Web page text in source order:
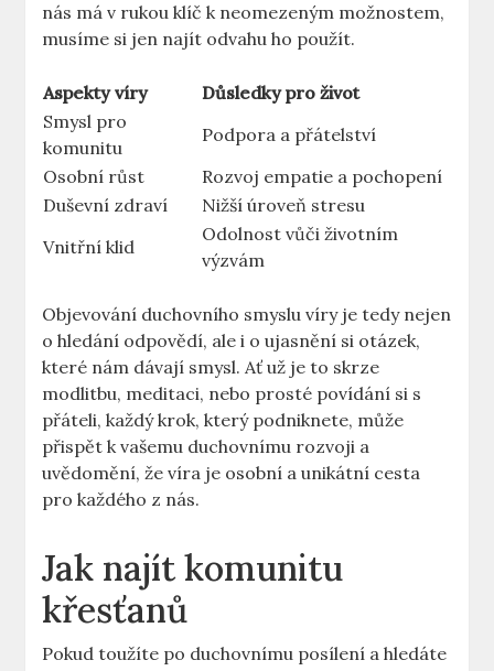
nás má v rukou klíč k neomezeným možnostem,
musíme si jen najít odvahu ho použít.
Aspekty víry
Důsledky pro život
Smysl pro
komunitu
Podpora a přátelství
Osobní růst
Rozvoj empatie a pochopení
Duševní zdraví
Nižší úroveň stresu
Vnitřní klid
Odolnost vůči životním
výzvám
Objevování duchovního smyslu víry je tedy nejen
o hledání odpovědí, ale i o ujasnění si otázek,
které nám dávají smysl. Ať už je to skrze
modlitbu, meditaci, nebo prosté povídání si s
přáteli, každý krok, který podniknete, může
přispět k vašemu duchovnímu rozvoji a
uvědomění, že víra je osobní a unikátní cesta
pro každého z nás.
Jak najít komunitu
křesťanů
Pokud toužíte po duchovnímu posílení a hledáte